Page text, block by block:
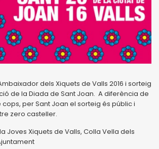
dels Xiquets de Valls 2016 i sorteig
de la Diada de Sant Joan. A diferència de
per Sant Joan el sorteig és públic i
zero casteller.
Joves Xiquets de Valls, Colla Vella dels